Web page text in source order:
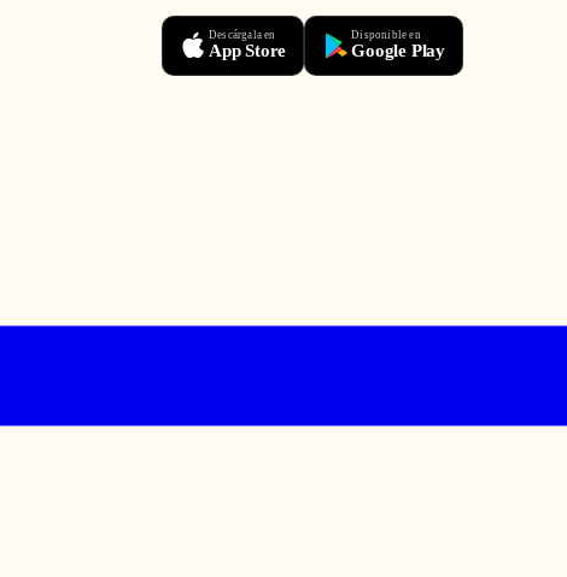
Descárgala en
App Store
Disponible en
Google Play